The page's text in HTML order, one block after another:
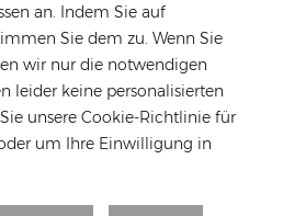
an. Indem Sie auf
Sie dem zu. Wenn Sie
wir nur die notwendigen
leider keine personalisierten
unsere Cookie-Richtlinie für
um Ihre Einwilligung in
69, 02-862 Warsaw,